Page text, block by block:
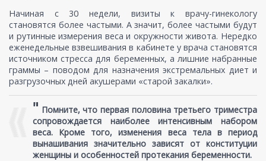
Начиная с 30 недели, визиты к врачу-гинекологу
становятся более частыми. А значит, более частыми будут
и рутинные измерения веса и окружности живота. Нередко
еженедельные взвешивания в кабинете у врача становятся
источником стресса для беременных, а лишние набранные
граммы – поводом для назначения экстремальных диет и
разгрузочных дней акушерами «старой закалки».
" Помните, что первая половина третьего триместра
сопровождается наиболее интенсивным набором
веса. Кроме того, изменения веса тела в период
вынашивания значительно зависят от конституции
женщины и особенностей протекания беременности.